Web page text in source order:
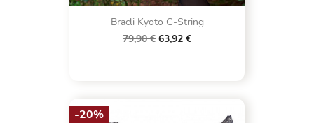
Bracli Kyoto G-String
79,90 € 63,92 €
-20%